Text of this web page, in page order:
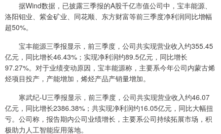
据Wind数据，已披露三季报的A股千亿市值公司中，宝丰能源、
洛阳钼业、紫金矿业、同花顺、东方财富等前三季度净利润同比增幅
超50%。
宝丰能源三季报显示，前三季度，公司共实现营业收入约355.45
亿元，同比增长46.43%；实现净利润约89.5亿元，同比增长
97.27%。对于业绩变动原因，宝丰能源称，主要系今年公司内蒙古烯
烃项目投产，产能增加，烯烃产品产销量增加。
寒武纪-U三季报显示，前三季度，公司共实现营业收入约46.07
亿元，同比增长2386.38%；共实现净利润约16.05亿元，同比大幅扭
亏。公司称，报告期内公司业绩增长，主要系公司持续拓展市场，积
极助力人工智能应用落地。